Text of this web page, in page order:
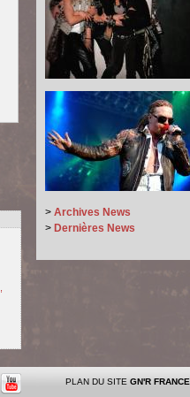
> Archives News
> Dernières News
PLAN DU SITE GN'R FRANCE